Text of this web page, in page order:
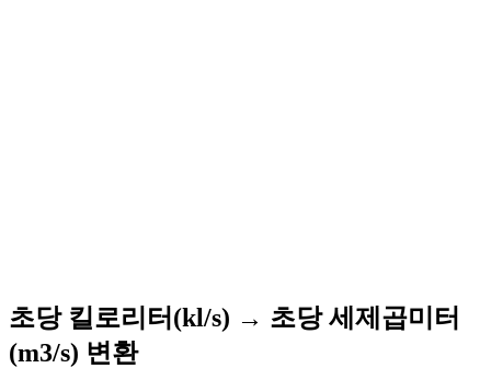
초당 킬로리터(kl/s) → 초당 세제곱미터
(m3/s) 변환